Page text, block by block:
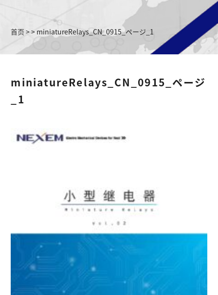
首页 >> miniatureRelays_CN_0915_ページ_1
miniatureRelays_CN_0915_ページ
_1